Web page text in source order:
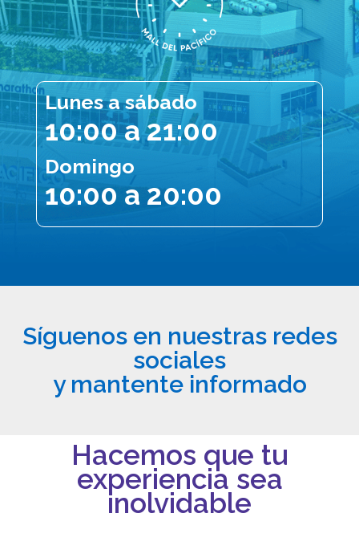
Lunes a sábado
10:00 a 21:00
Domingo
10:00 a 20:00
Síguenos en nuestras redes
sociales
y mantente informado
Hacemos que tu
experiencia sea
inolvidable